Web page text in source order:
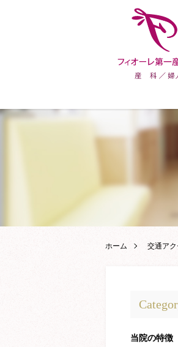
ホーム 交通アク
当院の特徴